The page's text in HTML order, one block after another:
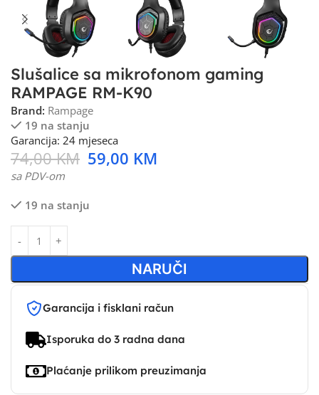
Slušalice sa mikrofonom gaming
RAMPAGE RM-K90
Brand: Rampage
19 na stanju
Garancija: 24 mjeseca
74,00KM 59,00 KM
sa PDV-om
19 na stanju
NARUČI
Garancija i fisklani račun
Isporuka do 3 radna dana
Plaćanje prilikom preuzimanja